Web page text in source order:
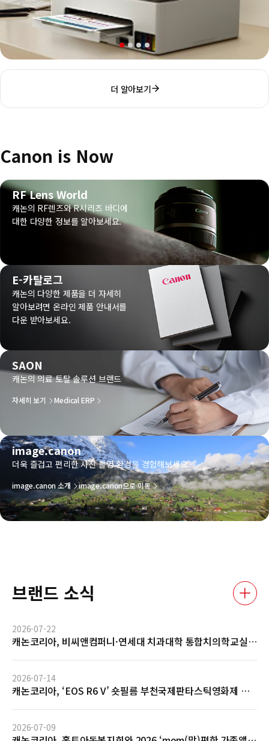
더 알아보기
Canon is Now
RF Lens World
캐논의 RF렌즈와 R시리즈 바디에
대한 다양한 정보를 알아보세요.
E-카탈로그
캐논의 다양한 제품을 더 자세히
알아보려면 온라인 제품 안내서를
다운 받아보세요.
SAON
캐논의 의료 토탈 솔루션 브랜드
자세히 보기 Medical ERP
image.canon
더욱 즐겁고 편리한 사진 촬영 환경을 경험해보세요.
image.canon 소개 image.canon으로 이동
브랜드 소식
2026-07-22
캐논코리아, 비씨앤컴퍼니·연세대 치과대학 통합치의학교실
2026-07-14
캐논코리아, ‘EOS R6 V’ 숏필름 부천국제판타스틱영화제 공
2026-07-09